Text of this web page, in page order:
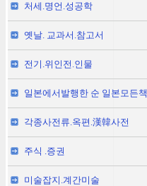
처세.명언.성공학
옛날. 교과서.참고서
전기.위인전.인물
일본에서발행한 순 일본모든책
각종사전류.옥편.漢韓사전
주식 .증권
미술잡지.계간미술